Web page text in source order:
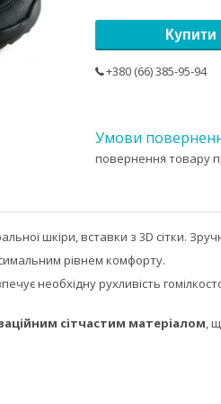
Купити
+380 (66) 385-95-94
повернення товару
шкіри, вставки з 3D сітки.
рівнем комфорту.
необхідну рухливість
сітчастим матеріалом,